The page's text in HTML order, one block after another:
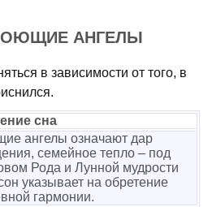
АНГЕЛЫ
в зависимости от того, в
сна
ангелы означают дар
семейное тепло – под
Рода и Лунной мудрости
указывает на обретение
гармонии.